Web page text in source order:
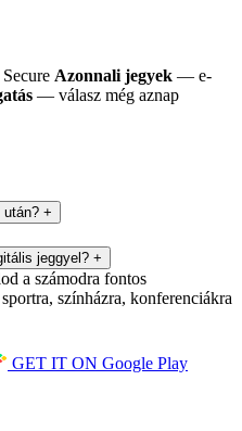
Azonnali jegyek — e-
— válasz még aznap
után? +
jeggyel? +
a számodra fontos
színházra, konferenciákra
GET IT ON Google Play